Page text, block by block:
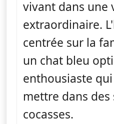
vivant dans une
extraordinaire.
centrée sur la
un chat bleu
enthousiaste
mettre dans
cocasses.